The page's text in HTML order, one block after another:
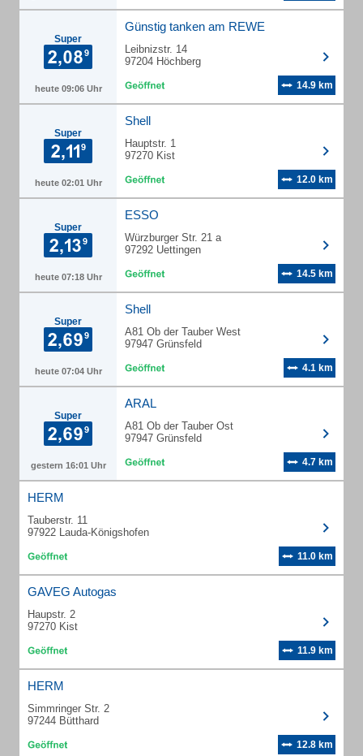
Super
heute 09:06 Uhr
Günstig tanken am REWE
Leibnizstr. 14
97204 Höchberg
14.9 km
Super
heute 02:01 Uhr
Shell
Hauptstr. 1
97270 Kist
12.0 km
Super
heute 07:18 Uhr
ESSO
Würzburger Str. 21 a
97292 Uettingen
14.5 km
Super
heute 07:04 Uhr
Shell
A81 Ob der Tauber West
97947 Grünsfeld
4.1 km
Super
gestern 16:01 Uhr
ARAL
A81 Ob der Tauber Ost
97947 Grünsfeld
4.7 km
HERM
Tauberstr. 11
97922 Lauda-Königshofen
11.0 km
GAVEG Autogas
Haupstr. 2
97270 Kist
11.9 km
HERM
Simmringer Str. 2
97244 Bütthard
12.8 km